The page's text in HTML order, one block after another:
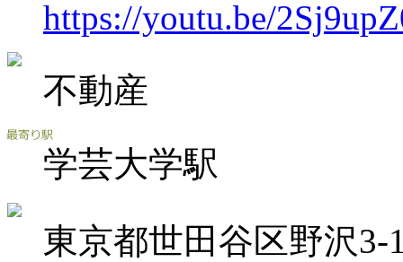
https://youtu.be/
不動産
学芸大学駅
東京都世田谷区野沢3-